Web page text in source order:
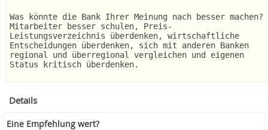
Was könnte die Bank Ihrer Meinung nach besser machen?
Mitarbeiter besser schulen, Preis-
Leistungsverzeichnis überdenken, wirtschaftliche
Entscheidungen überdenken, sich mit anderen Banken
regional und überregional vergleichen und eigenen
Status kritisch überdenken.
Details
Eine Empfehlung wert?